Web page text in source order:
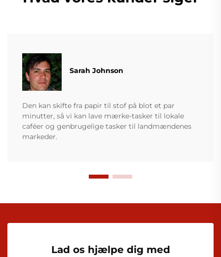
Sarah Johnson
Den kan skifte fra papir til stof på blot et par
minutter, så vi kan lave mærke-tasker til lokale
caféer og genbrugelige tasker til landmændenes
markeder.
Lad os hjælpe dig med